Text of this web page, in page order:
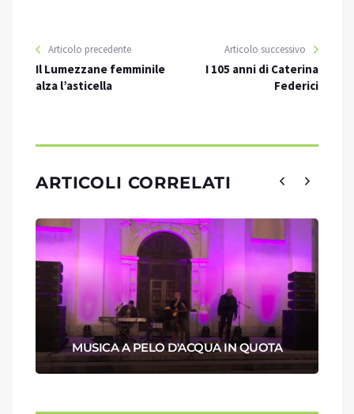
Articolo precedente
Il Lumezzane femminile
alza l’asticella
Articolo successivo
I 105 anni di Caterina
Federici
ARTICOLI CORRELATI
MUSICA A PELO D'ACQUA IN QUOTA